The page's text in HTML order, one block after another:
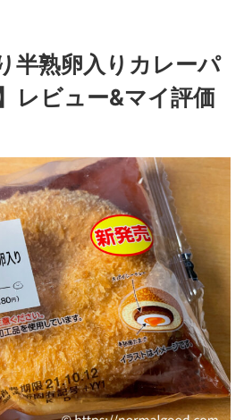
半熟卵入りカレーパ
レビュー&マイ評価